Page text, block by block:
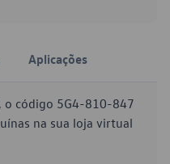
Aplicações
o código 5G4-810-847
na sua loja virtual